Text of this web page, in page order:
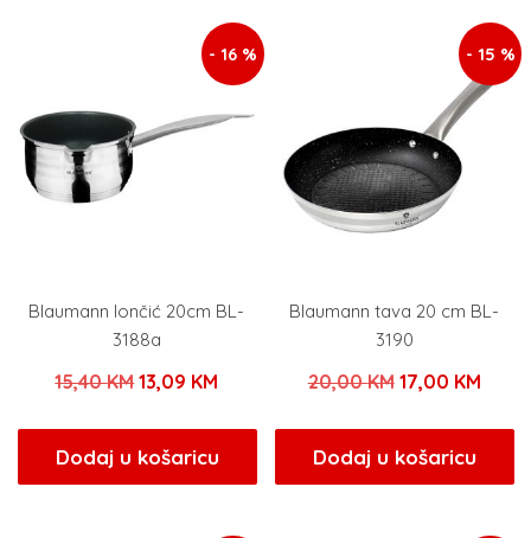
- 16 %
Blaumann lončić 20cm BL-
3188a
15,40KMIzvorna
bila
je:
13,09 KM
je:
13,09 KM.
Dodaj u košaricu
- 15 %
Blaumann tava 20 cm BL-
3190
20,00KM Izvorna
bila
je:
17,00 KM
Dodaj u košaricu